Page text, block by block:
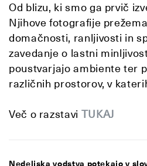
Od blizu, ki smo ga prvič
Njihove fotografije
domačnosti, ranljivosti in
zavedanje o lastni
poustvarjajo ambiente ter
različnih prostorov, v
Več o razstavi TUKAJ